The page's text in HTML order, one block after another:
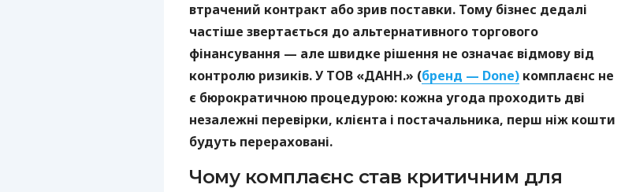
втрачений контракт або зрив поставки. Тому бізнес дедалі
частіше звертається до альтернативного торгового
фінансування — але швидке рішення не означає відмову від
контролю ризиків. У ТОВ «ДАНН.» (бренд — Done) комплаєнс не
є бюрократичною процедурою: кожна угода проходить дві
незалежні перевірки, клієнта і постачальника, перш ніж кошти
будуть перераховані.
Чому комплаєнс став критичним для